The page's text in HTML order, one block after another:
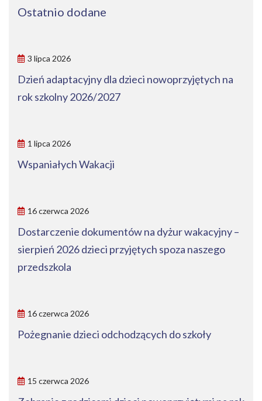
Ostatnio dodane
3 lipca 2026
Dzień adaptacyjny dla dzieci nowoprzyjętych na
rok szkolny 2026/2027
1 lipca 2026
Wspaniałych Wakacji
16 czerwca 2026
Dostarczenie dokumentów na dyżur wakacyjny –
sierpień 2026 dzieci przyjętych spoza naszego
przedszkola
16 czerwca 2026
Pożegnanie dzieci odchodzących do szkoły
15 czerwca 2026